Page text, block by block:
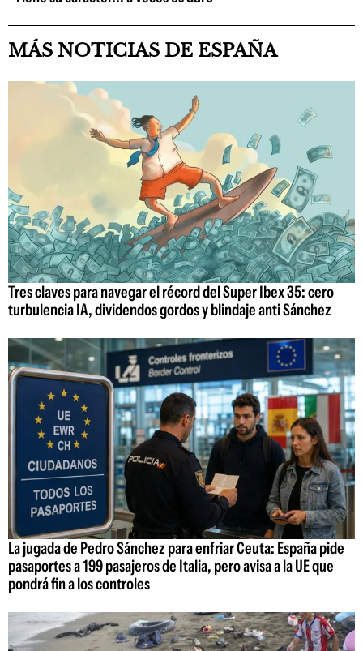
MÁS NOTICIAS DE ESPAÑA
Tres claves para navegar el récord del Super Ibex 35: cero
turbulencia IA, dividendos gordos y blindaje anti Sánchez
La jugada de Pedro Sánchez para enfriar Ceuta: España pide
pasaportes a 199 pasajeros de Italia, pero avisa a la UE que
pondrá fin a los controles